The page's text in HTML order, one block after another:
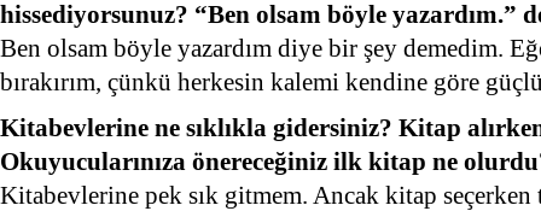
hissediyorsunuz? “Ben olsam böyle yazardım.”
Ben olsam böyle yazardım diye bir şey demedim.
bırakırım, çünkü herkesin kalemi kendine göre
Kitabevlerine ne sıklıkla gidersiniz? Kitap
Okuyucularınıza önereceğiniz ilk kitap ne
Kitabevlerine pek sık gitmem. Ancak kitap seçerken